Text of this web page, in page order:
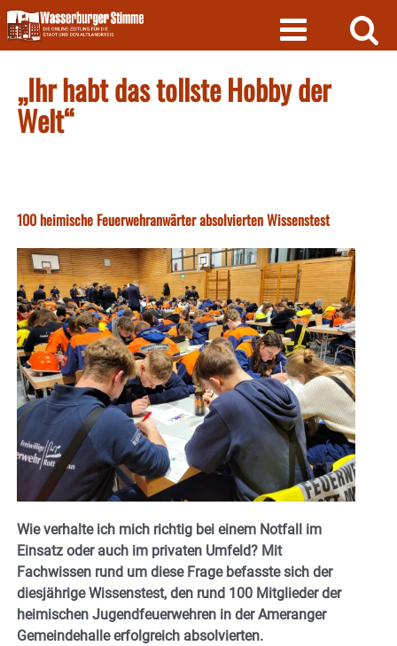
Skip
to
content
„Ihr habt das tollste Hobby der
Welt“
100 heimische Feuerwehranwärter absolvierten Wissenstest
Wie verhalte ich mich richtig bei einem Notfall im
Einsatz oder auch im privaten Umfeld? Mit
Fachwissen rund um diese Frage befasste sich der
diesjährige Wissenstest, den rund 100 Mitglieder der
heimischen Jugendfeuerwehren in der Ameranger
Gemeindehalle erfolgreich absolvierten.